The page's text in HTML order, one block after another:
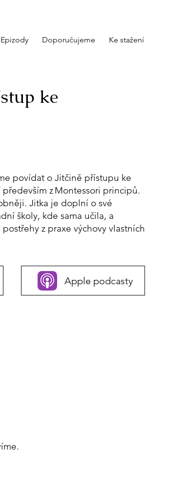
Epizody Doporučujeme Ke stažení
ke
povídat o Jitčině přístupu ke
z Montessori principů.
Jitka je doplní o své
školy, kde sama učila, a
z praxe výchovy vlastních
Apple podcasty